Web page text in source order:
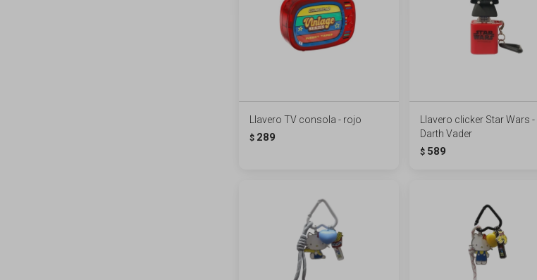
Llavero TV consola - rojo
$ 289
Llavero clicker Star Wars -
Darth Vader
$ 589